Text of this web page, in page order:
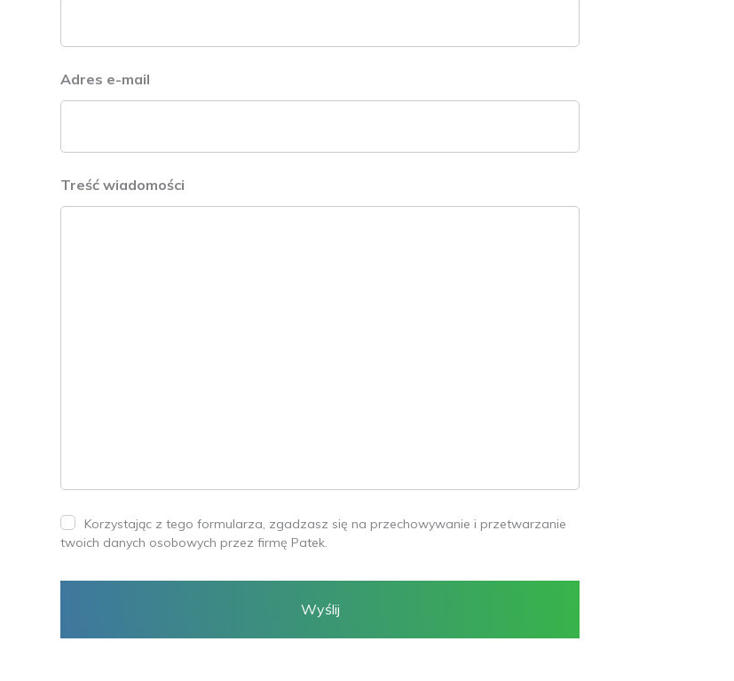
Adres e-mail
Treść wiadomości
R
O
O
Korzystając z tego formularza, zgadzasz się na przechowywanie i przetwarzanie
twoich danych osobowych przez firmę Patek.